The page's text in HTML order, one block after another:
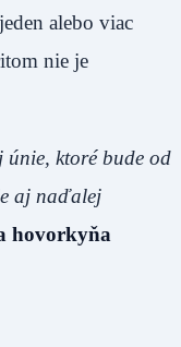
alebo viac
nie je
únie, ktoré bude od
aj naďalej
hovorkyňa